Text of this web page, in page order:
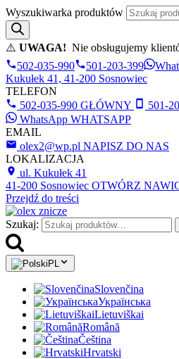
Wyszukiwarka produktów
⚠️ UWAGA! Nie obsługujemy
502-035-990
501-203-399
Kukułek 41, 41-200 Sosnowiec
TELEFON
502-035-990 GŁÓWNY 501-
WhatsApp WHATSAPP
EMAIL
olex2@wp.pl NAPISZ DO NAS
LOKALIZACJA
ul. Kukułek 41
41-200 Sosnowiec OTWÓRZ
Przejdź do treści
Szukaj:
PL
Slovenčina
Українська
Lietuviškai
Română
Čeština
Hrvatski